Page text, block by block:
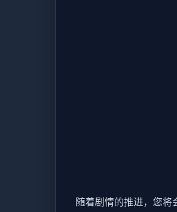
随着剧情的推进，您